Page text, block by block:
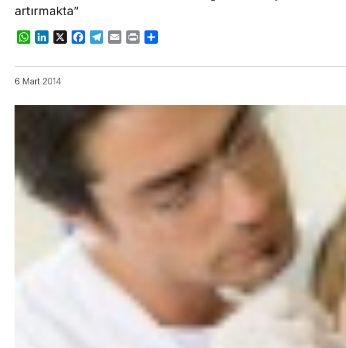
artırmakta”
WhatsApp
LinkedIn
X Facebook
Telegram
Email Print
6 Mart 2014